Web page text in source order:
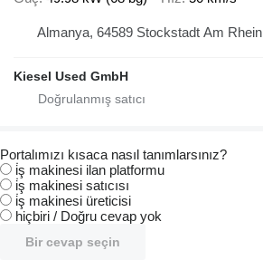
Almanya, 64589 Stockstadt Am Rhein
Kiesel Used GmbH
Portalımızı kısaca nasıl tanımlarsınız?
i̇ş makinesi ilan platformu
i̇ş makinesi satıcısı
i̇ş makinesi üreticisi
hiçbiri / Doğru cevap yok
Bir cevap seçin